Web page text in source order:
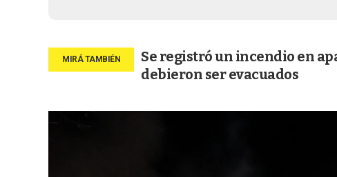
Se registró un incendio en
debieron ser evacuados